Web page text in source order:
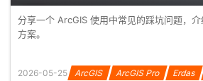
分享一个 ArcGIS 使用中常见的踩坑问题，
方案。
2026-05-25 ArcGIS ArcGIS Pro Erdas